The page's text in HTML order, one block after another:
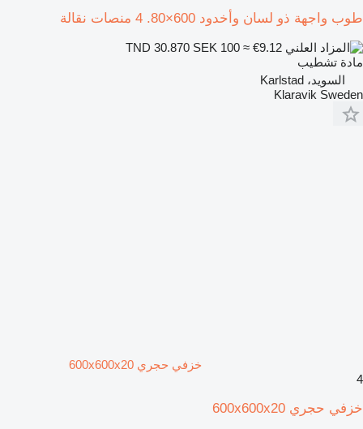
طوب واجهة ذو لسان وأخدود 600×80. 4 منصات نقالة
SEK 100 ≈ €9.12
مادة تشطيب
السويد، Karlstad
Klaravik Sweden
خزفي حجري 600x600x20
4
خزفي حجري 600x600x20